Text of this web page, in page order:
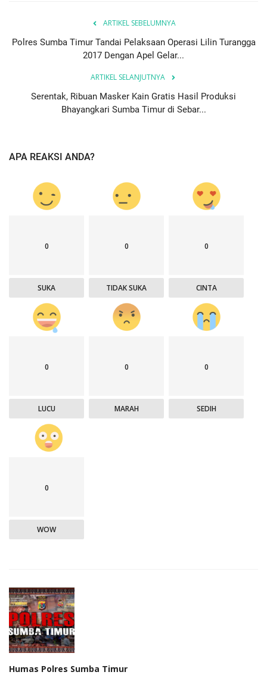
ARTIKEL SEBELUMNYA
Polres Sumba Timur Tandai Pelaksaan Operasi Lilin Turangga
2017 Dengan Apel Gelar...
ARTIKEL SELANJUTNYA
Serentak, Ribuan Masker Kain Gratis Hasil Produksi
Bhayangkari Sumba Timur di Sebar...
APA REAKSI ANDA?
0
SUKA
0
TIDAK SUKA
0
CINTA
0
LUCU
0
MARAH
0
SEDIH
0
WOW
Humas Polres Sumba Timur